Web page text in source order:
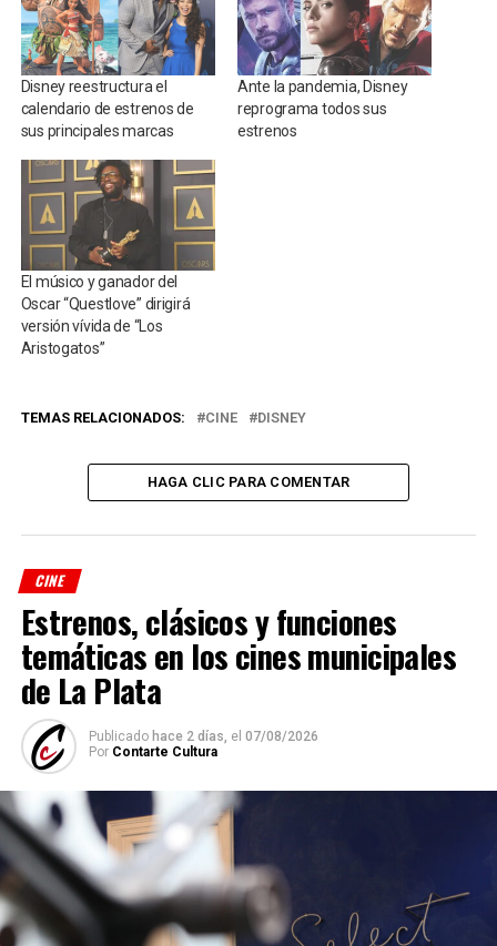
Disney reestructura el
calendario de estrenos de
sus principales marcas
Ante la pandemia, Disney
reprograma todos sus
estrenos
El músico y ganador del
Oscar “Questlove” dirigirá
versión vívida de “Los
Aristogatos”
TEMAS RELACIONADOS: CINE DISNEY
HAGA CLIC PARA COMENTAR
CINE
Estrenos, clásicos y funciones
temáticas en los cines municipales
de La Plata
Publicado hace 2 días, el 07/08/2026
Por Contarte Cultura